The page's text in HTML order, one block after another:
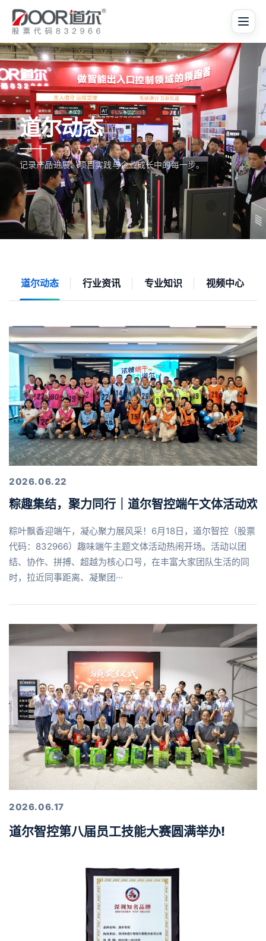
道尔动态
记录产品进展、项目实践与企业成长中的每一步。
道尔动态 行业资讯 专业知识 视频中心
2026.06.22
粽趣集结，聚力同行｜道尔智控端午文体活动欢
粽叶飘香迎端午，凝心聚力展风采！6月18日，道尔智控（股票
代码：832966）趣味端午主题文体活动热闹开场。活动以团
结、协作、拼搏、超越为核心口号，在丰富大家团队生活的同
时，拉近同事距离、凝聚团···
2026.06.17
道尔智控第八届员工技能大赛圆满举办!